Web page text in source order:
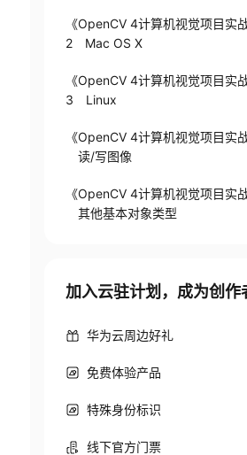
《OpenCV 4计算机视觉项目实
2 Mac OS X
《OpenCV 4计算机视觉项目实
3 Linux
《OpenCV 4计算机视觉项目实
读/写图像
《OpenCV 4计算机视觉项目实
其他基本对象类型
加入云驻计划，成为创作
华为云周边好礼
免费体验产品
特殊身份标识
线下官方门票